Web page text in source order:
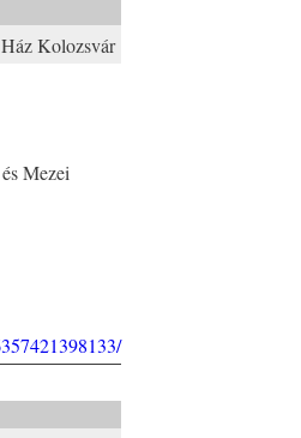
Kolozsvár
Mezei